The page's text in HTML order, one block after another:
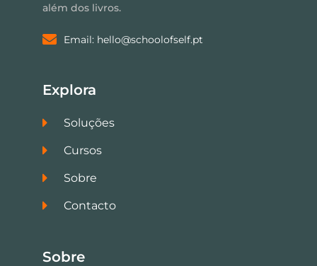
além dos livros.
Email: hello@schoolofself.pt
Explora
Soluções
Cursos
Sobre
Contacto
Sobre